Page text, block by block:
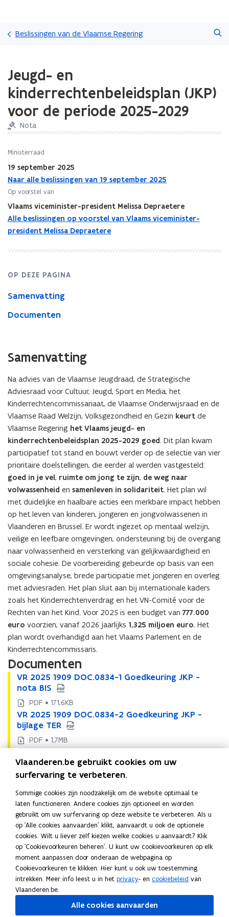
en
naar
Beslissingen van de Vlaamse Regering
met
laden.
zich
op:
Jeugd-
kinderrechtenbeleidsplan
(JKP)
voor
2025-
2029
Jeugd- en
kinderrechtenbeleidsplan (JKP)
voor de periode 2025-2029
Nota
Ministerraad
19 september 2025
Naar alle beslissingen van 19 september 2025
Op voorstel van
Vlaams viceminister-president Melissa Depraetere
Alle beslissingen op voorstel van Vlaams viceminister-
president Melissa Depraetere
OP DEZE PAGINA
Samenvatting
Documenten
Samenvatting
Na advies van de Vlaamse Jeugdraad, de Strategische
Adviesraad voor Cultuur, Jeugd, Sport en Media, het
Kinderrechtencommissariaat, de Vlaamse Onderwijsraad en de
Vlaamse Raad Welzijn, Volksgezondheid en Gezin keurt de
Vlaamse Regering het Vlaams jeugd- en
kinderrechtenbeleidsplan 2025-2029 goed. Dit plan kwam
participatief tot stand en bouwt verder op de selectie van vier
prioritaire doelstellingen, die eerder al werden vastgesteld:
goed in je vel, ruimte om jong te zijn, de weg naar
volwassenheid en samenleven in solidariteit. Het plan wil
met duidelijke en haalbare acties een merkbare impact hebben
op het leven van kinderen, jongeren en jongvolwassenen in
Vlaanderen en Brussel. Er wordt ingezet op mentaal welzijn,
veilige en leefbare omgevingen, ondersteuning bij de overgang
naar volwassenheid en versterking van gelijkwaardigheid en
sociale cohesie. De voorbereiding gebeurde op basis van een
omgevingsanalyse, brede participatie met jongeren en overleg
met adviesraden. Het plan sluit aan bij internationale kaders
zoals het Kinderrechtenverdrag en het VN-Comité voor de
Rechten van het Kind. Voor 2025 is een budget van 777.000
euro voorzien, vanaf 2026 jaarlijks 1,325 miljoen euro. Het
plan wordt overhandigd aan het Vlaams Parlement en de
Kinderrechtencommissaris.
Documenten
V
R
2
0
2
5
1
0
9
O
C
.
0
8
3
4
-
1
G
e
VR 2025 1909 DOC.0834-1 Goedkeuring JKP -
nota BIS
V
R
2
0
2
5
1
9
0
9
O
C
.
0
8
3
4
-
1
G
e
PDF • 171,6KB
V
R
2
0
2
5
1
9
0
9
D
O
C
.
0
8
3
4
VR 2025 1909 DOC.0834-2 Goedkeuring JKP -
bijlage TER
V
R
2
0
2
5
1
9
0
9
D
O
C
.
0
8
3
4
PDF • 1,7MB
R
2
2
5
1
9
0
9
D
O
C
.
8
VR 2025 1909 DOC.0834-5 Goedkeuring JKP -
advies
V
R
2
2
5
1
9
0
9
D
O
C
.
8
PDF • 875,2KB
V
R
2
0
2
9
0
9
D
VR 2025 1909 DOC.0834-6 Goedkeuring JKP -
advies
V
R
2
0
2
1
9
0
9
D
PDF • 289,0KB
V
R
2
0
2
5
1
VR 2025 1909 DOC.0834-7 Goedkeuring JKP -
advies
V
R
2
0
2
5
1
PDF • 557,1KB
V
R
2
0
VR 2025 1909 DOC.0834-8 Goedkeuring JKP -
advies
V
R
2
0
PDF • 148,9KB
VR 2025 1909 DOC.0834-9 Goedkeuring JKP -
Vlaanderen.be gebruikt cookies om uw
surfervaring te verbeteren.
Sommige cookies zijn noodzakelijk om de website optimaal te
laten functioneren. Andere cookies zijn optioneel en worden
gebruikt om uw surfervaring op deze website te verbeteren. Als u
op 'Alle cookies aanvaarden' klikt, aanvaardt u ook de optionele
cookies. Wilt u liever zelf kiezen welke cookies u aanvaardt? Klik
op 'Cookievoorkeuren beheren'. U kunt uw cookievoorkeuren op elk
moment aanpassen door onderaan de webpagina op
Cookievoorkeuren te klikken. Hier kunt u ook uw toestemming
intrekken. Meer info leest u in het privacy- en cookiebeleid van
Vlaanderen.be.
Alle cookies aanvaarden